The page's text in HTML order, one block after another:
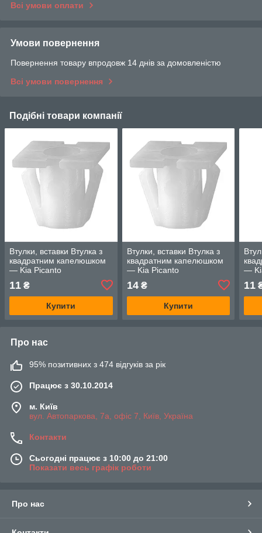
Всі умови оплати
Умови повернення
Повернення товару впродовж 14 днів за домовленістю
Всі умови повернення
Подібні товари компанії
Втулки, вставки Втулка з
квадратним капелюшком
— Kia Picanto
11 ₴
Купити
Втулки, вставки Втулка з
квадратним капелюшком
— Kia Picanto
14₴
Купити
—
11
Про нас
95% позитивних з 474 відгуків за рік
Працює з 30.10.2014
м. Київ
вул. Автопаркова, 7а, офіс 7, Київ, Україна
Контакти
Сьогодні працює з 10:00 до 21:00
Показати весь графік роботи
Про нас